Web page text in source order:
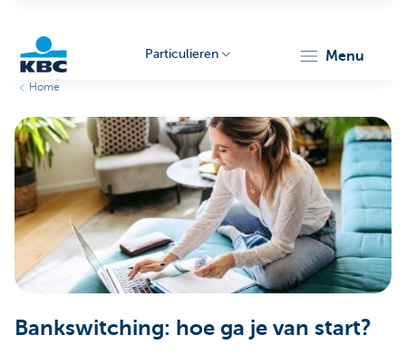
Particulieren
Particulieren menu
Home
Bankswitching: hoe ga je van start?